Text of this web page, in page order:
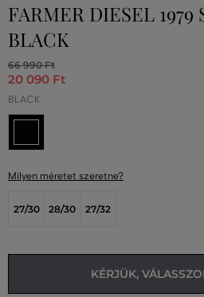
FARMER DIESEL 1979
BLACK
66 990 Ft
20 090 Ft
BLACK
Milyen méretet szeretne?
27/30 28/30 27/32
KÉRJÜK,